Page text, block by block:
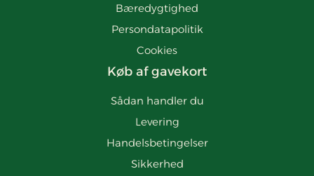
Bæredygtighed
Persondatapolitik
Cookies
Køb af gavekort
Sådan handler du
Levering
Handelsbetingelser
Sikkerhed